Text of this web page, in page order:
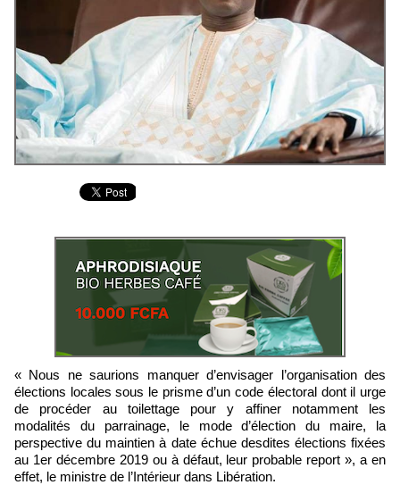
« Nous ne saurions manquer d’envisager l’organisation des
élections locales sous le prisme d’un code électoral dont il urge
de procéder au toilettage pour y affiner notamment les
modalités du parrainage, le mode d’élection du maire, la
perspective du maintien à date échue desdites élections fixées
au 1er décembre 2019 ou à défaut, leur probable report », a en
effet, le ministre de l’Intérieur dans Libération.